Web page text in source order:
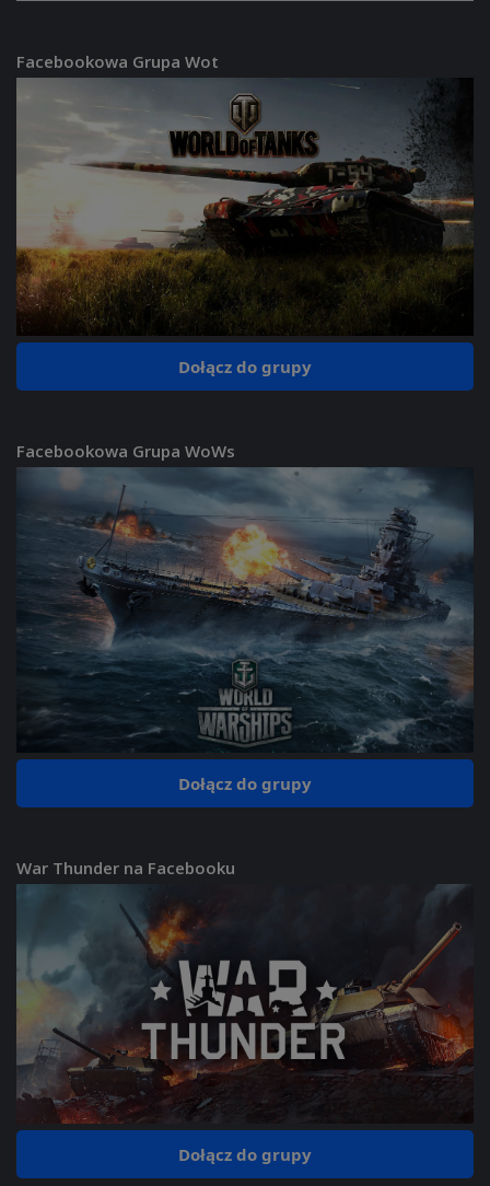
Facebookowa Grupa Wot
Dołącz do grupy
Facebookowa Grupa WoWs
Dołącz do grupy
War Thunder na Facebooku
Dołącz do grupy